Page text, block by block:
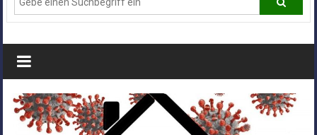
Deiner
Stadt
Monheim